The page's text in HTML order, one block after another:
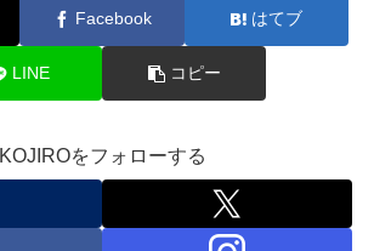
Facebook はてブ
LINE コピー
KOJIROをフォローする